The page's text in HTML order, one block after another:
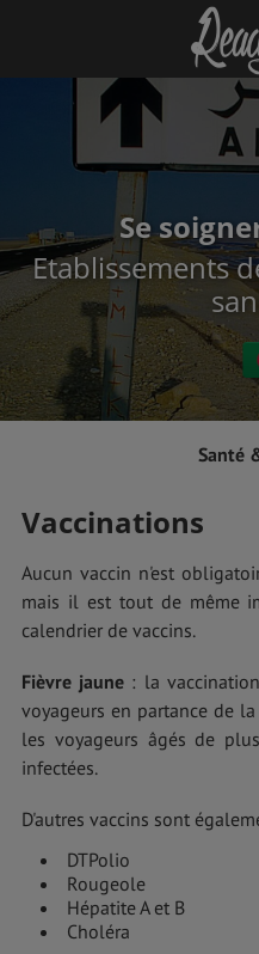
Se
Etablissements
Santé
Vaccinations
Aucun vaccin n'est
mais il est tout de même
calendrier de vaccins.
Fièvre jaune : la
voyageurs en partance de
les voyageurs âgés de
infectées.
D'autres vaccins sont
DTPolio
Rougeole
Hépatite A et B
Choléra